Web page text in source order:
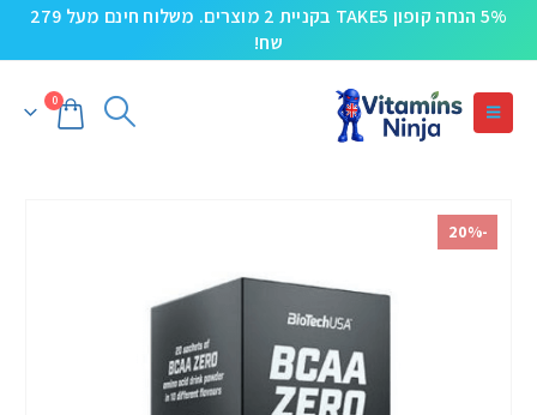
5% הנחה קופון TAKE5 בקניית 2 מוצרים. משלוח חינם מעל 279
שח!
0
-20%